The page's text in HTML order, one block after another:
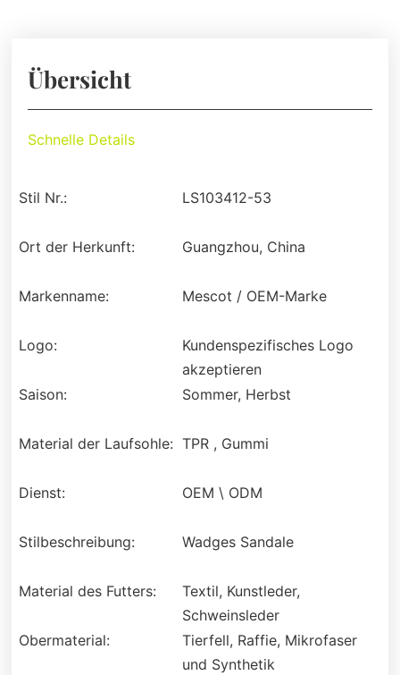
Übersicht
Schnelle Details
Stil Nr.: LS103412-53
Ort der Herkunft: Guangzhou, China
Markenname: Mescot / OEM-Marke
Logo:
Kundenspezifisches Logo
akzeptieren
Saison:
Sommer, Herbst
Material der Laufsohle: TPR , Gummi
Dienst: OEM \ ODM
Stilbeschreibung: Wadges Sandale
Material des Futters:
Textil, Kunstleder,
Schweinsleder
Obermaterial:
Tierfell, Raffie, Mikrofaser
und Synthetik